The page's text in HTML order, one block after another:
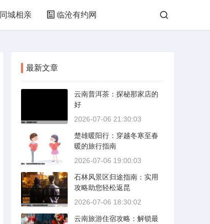
同城相亲 临沧有约网
最新文章
云南普洱茶：探秘那家店的
好
2026-07-06 21:30:03
楚雄暖阳行：穿越冬寒至春
暖的旅行指南
2026-07-06 19:00:03
石林风景区归途指南：实用
攻略助您轻松返昆
2026-07-06 18:30:02
云南旅游住宿攻略：解锁最